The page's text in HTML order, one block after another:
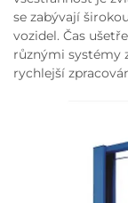
se zabývají
vozidel. Čas
různými systémy
rychlejší